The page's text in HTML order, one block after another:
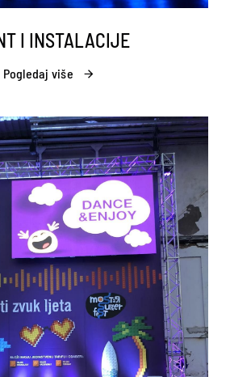
I INSTALACIJE
Pogledaj više